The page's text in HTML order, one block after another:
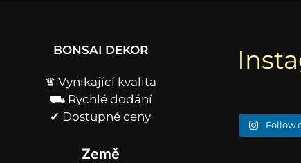
BONSAI DEKOR
♛ Vynikající kvalita
⛟ Rychlé dodání
✔︎ Dostupné ceny
Země
Follow